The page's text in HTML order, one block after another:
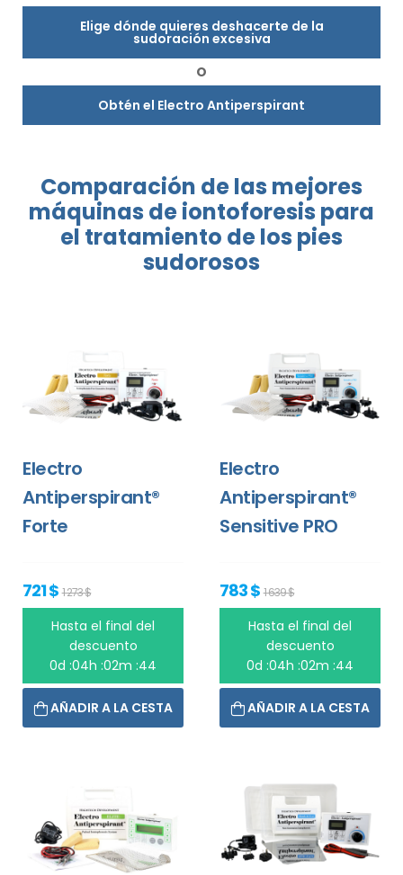
Elige dónde quieres deshacerte de la
sudoración excesiva
O
Obtén el Electro Antiperspirant
Comparación de las mejores
máquinas deiontoforesis para
el tratamiento de los pies
sudorosos
Electro
Antiperspirant®
Forte
721 $1 273 $
Hasta el final del
descuento
0d :04h :02m :44
AÑADIR A LA CESTA
Electro
Antiperspirant®
Sensitive PRO
783 $1 639 $
Hasta el final del
descuento
0d :04h :02m :44
AÑADIR A LA CESTA